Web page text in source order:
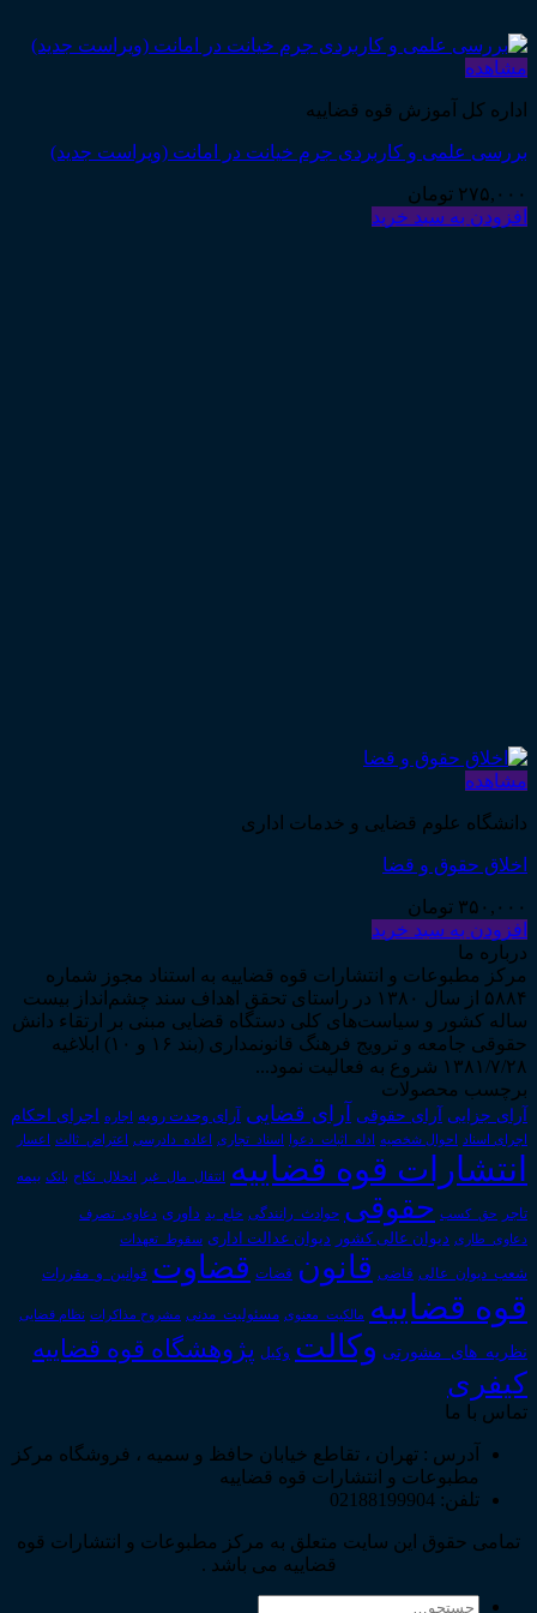
مشاهده
اداره کل آموزش قوه قضاییه
بررسی علمی و کاربردی جرم خیانت در امانت (ویراست جدید)
۲۷۵,۰۰۰ تومان
افزودن به سبد خرید
مشاهده
دانشگاه علوم قضایی و خدمات اداری
اخلاق حقوق و قضا
۳۵۰,۰۰۰ تومان
افزودن به سبد خرید
درباره ما
مرکز مطبوعات و انتشارات قوه قضاییه به استناد مجوز شماره
۵۸۸۴ از سال ۱۳۸۰ در راستای تحقق اهداف سند چشم‌انداز بیست
ساله کشور و سیاست‌های کلی دستگاه قضایی مبنی بر ارتقاء دانش
حقوقی جامعه و ترویج فرهنگ قانونمداری (بند ۱۶ و ۱۰) ابلاغیه
۱۳۸۱/۷/۲۸ شروع به فعالیت نمود...
برچسب محصولات
آرای جزایی آرای حقوقی آرای قضایی آرای وحدت رویه اجاره اجرای احکام
اجرای اسناد احوال شخصیه ادله_اثبات_دعوا اسناد_تجاری اعاده_دادرسی اعتراض_ثالث اعسار
انتشارات قوه قضاییه انتقال_مال_غیر انحلال_نکاح بانک بیمه
تاجر حق_کسب حقوقی حوادث_رانندگی خلع_ید داوری دعاوی_تصرف
دعاوی_طاری دیوان عالی کشور دیوان عدالت اداری سقوط_تعهدات
شعب_دیوان_عالی قاضی قانون قضات قضاوت قوانین_و_مقررات
قوه قضاییه مالکیت_معنوی مسئولیت_مدنی مشروح مذاکرات نظام قضایی
نظریه_های_مشورتی وکالت وکیل پژوهشگاه قوه قضاییه
کیفری
تماس با ما
آدرس : تهران ، تقاطع خیابان حافظ و سمیه ، فروشگاه مرکز
مطبوعات و انتشارات قوه قضاییه
تلفن: 02188199904
تمامی حقوق این سایت متعلق به مرکز مطبوعات و انتشارات قوه
قضاییه می باشد .
جستجو